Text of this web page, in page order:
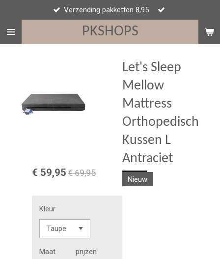
naar
PKSHOPS
Verzending pakketten 8,95
Let's Sleep
Mellow
Mattress
Orthopedisch
Kussen L
Antraciet
Nieuw
€ 59,95 € 69,95
Kleur
Maat prijzen